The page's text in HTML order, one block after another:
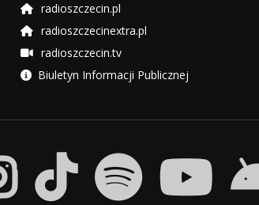
radioszczecin.pl
radioszczecinextra.pl
radioszczecin.tv
Biuletyn Informacji Publicznej